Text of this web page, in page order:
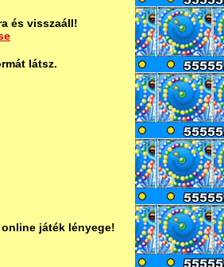
és visszaáll!
látsz.
játék lényege!